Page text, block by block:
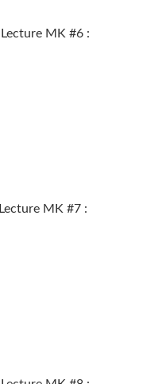
Lecture MK #6 :
MK #7 :